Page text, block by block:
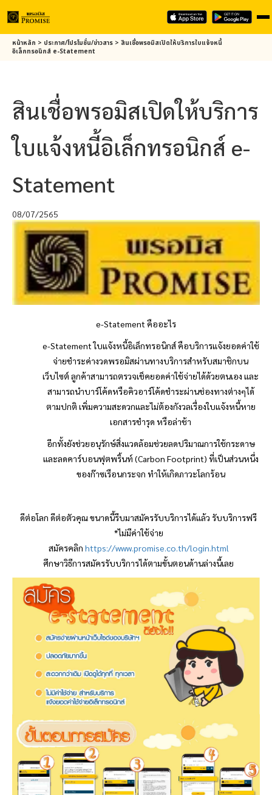
Skipหน้าหลัก > ประกาศ/โปรโมชั่น/ข่าวสาร > สินเชื่อพรอมิสเปิดให้บริการใบแจ้งหนี้
อิเล็กทรอนิกส์ e-Statement
สินเชื่อพรอมิสเปิดให้บริการ
ใบแจ้งหนี้อิเล็กทรอนิกส์ e-
Statement
08/07/2565
e-Statement คืออะไร
e-Statement ใบแจ้งหนี้อิเล็กทรอนิกส์ คือบริการแจ้งยอดค่าใช้
จ่ายชำระค่างวดพรอมิสผ่านทางบริการสำหรับสมาชิกบน
เว็บไซต์ ลูกค้าสามารถตรวจเช็คยอดค่าใช้จ่ายได้ด้วยตนเอง และ
สามารถนำบาร์โค้ดหรือคิวอาร์โค้ดชำระผ่านช่องทางต่างๆได้
ตามปกติ เพิ่มความสะดวกและไม่ต้องกังวลเรื่องใบแจ้งหนี้หาย
เอกสารชำรุด หรือล่าช้า
อีกทั้งยังช่วยอนุรักษ์สิ่งแวดล้อมช่วยลดปริมาณการใช้กระดาษ
และลดคาร์บอนฟุตพริ้นท์ (Carbon Footprint) ที่เป็นส่วนหนึ่ง
ของก๊าซเรือนกระจก ทำให้เกิดภาวะโลกร้อน
ดีต่อโลก ดีต่อตัวคุณ ขนาดนี้รีบมาสมัครรับบริการได้แล้ว รับบริการฟรี
*ไม่มีค่าใช้จ่าย
สมัครคลิก https://www.promise.co.th/login.html
ศึกษาวิธีการสมัครรับบริการได้ตามขั้นตอนด้านล่างนี้เลย